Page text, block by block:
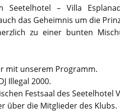
Seetelhotel – Villa
das Geheimnis um die
zu einer bunten
mit unserem Programm.
Illegal 2000.
Festsaal des Seetelhotel
über die Mitglieder des Klubs.